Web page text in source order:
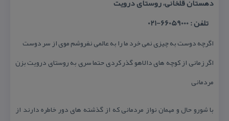
دهستان قلخانی، روستای درویت
تلفن : 66059000-021
اگرچه دوست به چیزی نمی خرد ما را به عالمی نفروشم موی از سر دوست
اگر زمانی از كوچه های دالاهو گذر كردی حتما سری به روستای درویت بزن
مردمانی
با شورو حال و مهمان نواز مردمانی كه از گذشته های دور خاطره دارند از